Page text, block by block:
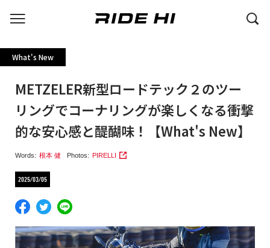
What's New
METZELER新型ロードテック２のツー
リングでコーナリングが楽しくなる衝撃
的な安心感と醍醐味！【What's New】
Words: 根本 健 Photos: PIRELLI
2025/03/05